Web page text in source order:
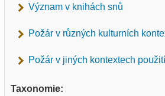
Význam v knihách snů
Požár v různých kulturních
Požár v jiných kontextech použití
Taxonomie: